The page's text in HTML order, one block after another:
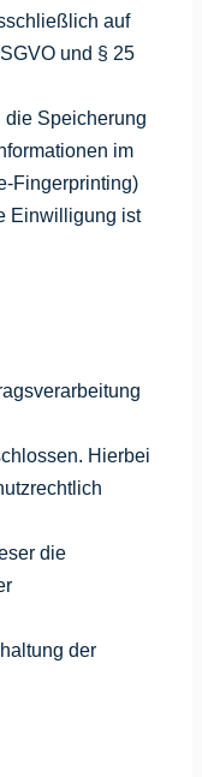
auf
und § 25
Speicherung
im
Fingerprinting)
Einwilligung ist
Hierbei
die
der